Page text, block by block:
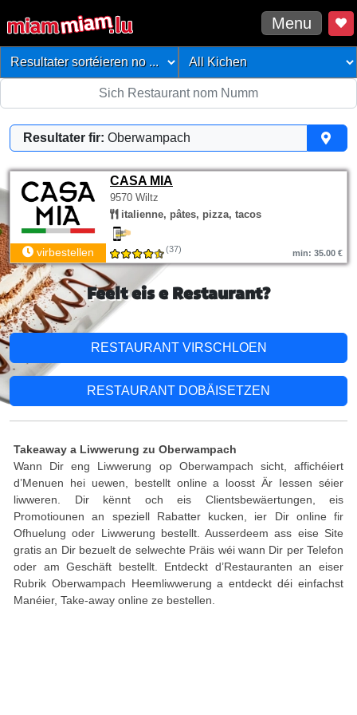
Menu
Resultater fir: Oberwampach
CASA MIA
9570 Wiltz
italienne, pâtes, pizza, tacos
virbestellen (37) min: 35.00 €
Feelt eis e Restaurant?
RESTAURANT VIRSCHLOEN
RESTAURANT DOBÄISETZEN
Takeaway a Liwwerung zu Oberwampach
Wann Dir eng Liwwerung op Oberwampach sicht, affichéiert
d’Menuen hei uewen, bestellt online a loosst Är Iessen séier
liwweren. Dir kënnt och eis Clientsbewäertungen, eis
Promotiounen an speziell Rabatter kucken, ier Dir online fir
Ofhuelung oder Liwwerung bestellt. Ausserdeem ass eise Site
gratis an Dir bezuelt de selwechte Präis wéi wann Dir per Telefon
oder am Geschäft bestellt. Entdeckt d’Restauranten an eiser
Rubrik Oberwampach Heemliwwerung a entdeckt déi einfachst
Manéier, Take-away online ze bestellen.